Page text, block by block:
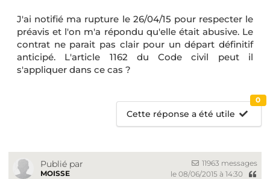
J'ai notifié ma rupture le 26/04/15 pour respecter le
préavis et l'on m'a répondu qu'elle était abusive. Le
contrat ne parait pas clair pour un départ définitif
anticipé. L'article 1162 du Code civil peut il
s'appliquer dans ce cas ?
Cette réponse a été utile
0
Publié par
MOISSE
11963 messages
le 08/06/2015 à 14:30